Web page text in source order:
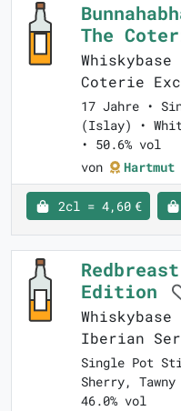
The
Coterie
17 Jahre •
(Islay) •
• 50.6% vol
von
Hartmut
2cl = 4,60 €
Edition
Iberian
Single Pot
Sherry,
46.0% vol